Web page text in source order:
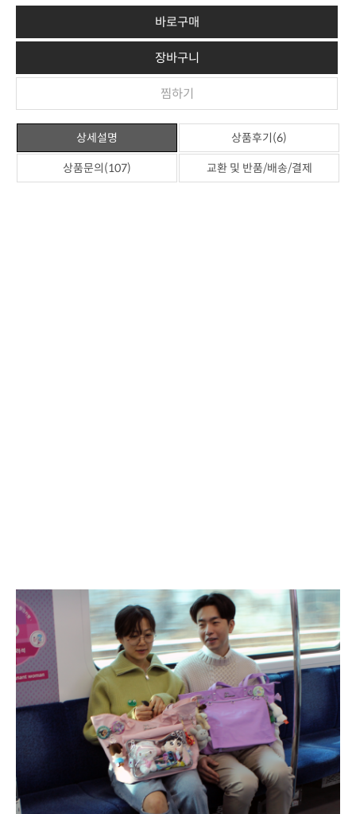
바로구매
장바구니
찜하기
상세설명 상품후기(6)
상품문의(107) 교환 및 반품/배송/결제